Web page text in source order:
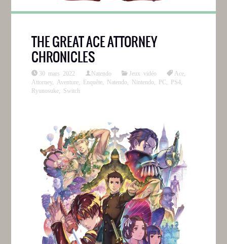
THE GREAT ACE ATTORNEY
CHRONICLES
30 mars 2022 Natendo Jeux vidéo Ace
Attorney, Aventure Enquête Natendo Nintendo PC PS4
Ryunosuke
Switch